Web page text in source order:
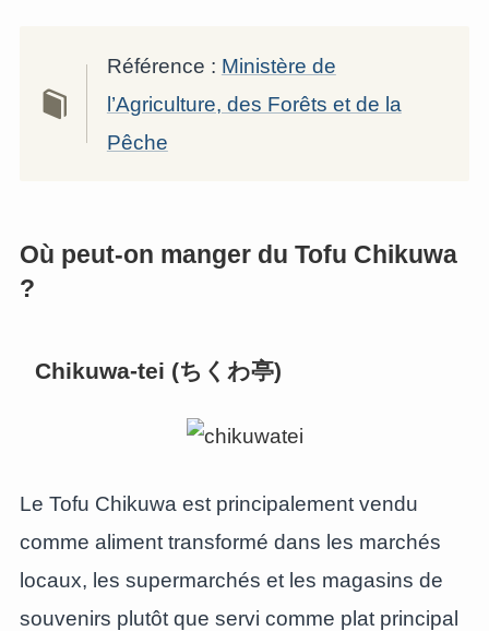
Référence : Ministère de
l’Agriculture, des Forêts et de la
Pêche
Où peut-on manger du Tofu Chikuwa
?
Chikuwa-tei (ちくわ亭)
Le Tofu Chikuwa est principalement vendu
comme aliment transformé dans les marchés
locaux, les supermarchés et les magasins de
souvenirs plutôt que servi comme plat principal